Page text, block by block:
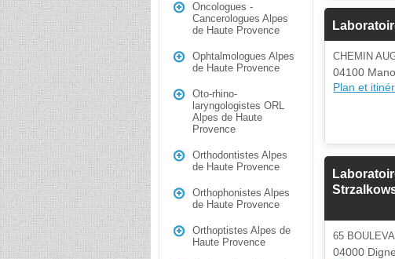
Oncologues -
Cancerologues Alpes
de Haute Provence
Ophtalmologues Alpes
de Haute Provence
Oto-rhino-
laryngologistes ORL
Alpes de Haute
Provence
Orthodontistes Alpes
de Haute Provence
Orthophonistes Alpes
de Haute Provence
Orthoptistes Alpes de
Haute Provence
CHEMIN
04100
Plan et
65
04000